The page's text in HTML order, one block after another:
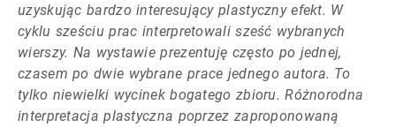
uzyskując bardzo interesujący plastyczny efekt. W
cyklu sześciu prac interpretowali sześć wybranych
wierszy. Na wystawie prezentuję często po jednej,
czasem po dwie wybrane prace jednego autora. To
tylko niewielki wycinek bogatego zbioru. Różnorodna
interpretacja plastyczna poprzez zaproponowaną